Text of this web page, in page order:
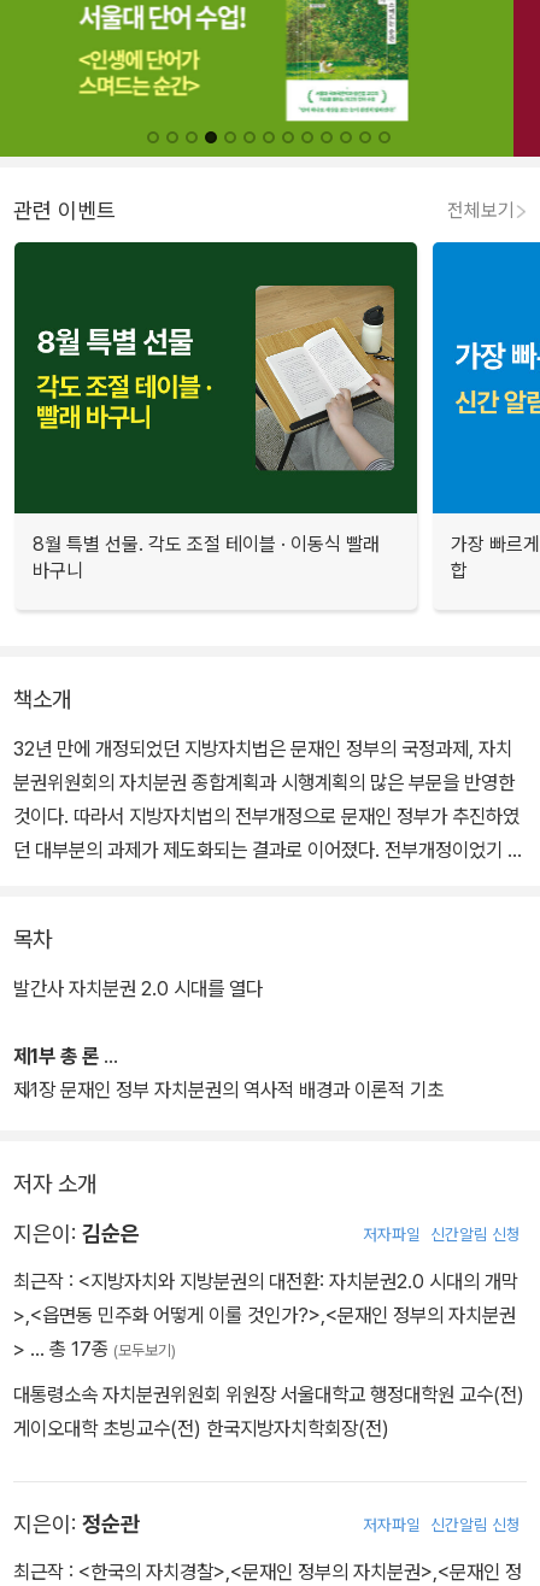
관련 이벤트 전체보기
8월 특별 선물. 각도 조절 테이블 · 이동식 빨래
바구니
가장 빠르
합
책소개
32년 만에 개정되었던 지방자치법은 문재인 정부의 국정과제, 자치
분권위원회의 자치분권 종합계획과 시행계획의 많은 부문을 반영한
것이다. 따라서 지방자치법의 전부개정으로 문재인 정부가 추진하였
던 대부분의 과제가 제도화되는 결과로 이어졌다. 전부개정이었기 때
논의의 막바지에 특례시에 관한 국회의원 간 이견이 커 입법화가 20
대 국회에서와 같이 좌초되는 것이 아닌가 하는 걱정의 순간도 있었
으로써 자치분권 2.0 시대를 열게 되었다. 지방자치 역사에 큰 획을
긋는 순간이 되었다. 이제는 제도화된 지방자치법을 중심으로 제도의
목차
발간사 자치분권 2.0 시대를 열다
제1부 총 론
제1장 문재인 정부 자치분권의 역사적 배경과 이론적 기초
저자 소개
지은이: 김순은 저자파일 신간알림 신청
최근작 : <지방자치와 지방분권의 대전환: 자치분권2.0 시대의 개막
>,<읍면동 민주화 어떻게 이룰 것인가?>,<문재인 정부의 자치분권
> … 총 17종 (모두보기)
대통령소속 자치분권위원회 위원장 서울대학교 행정대학원 교수(전)
게이오대학 초빙교수(전) 한국지방자치학회장(전)
지은이: 정순관 저자파일 신간알림 신청
최근작 : <한국의 자치경찰>,<문재인 정부의 자치분권>,<문재인 정